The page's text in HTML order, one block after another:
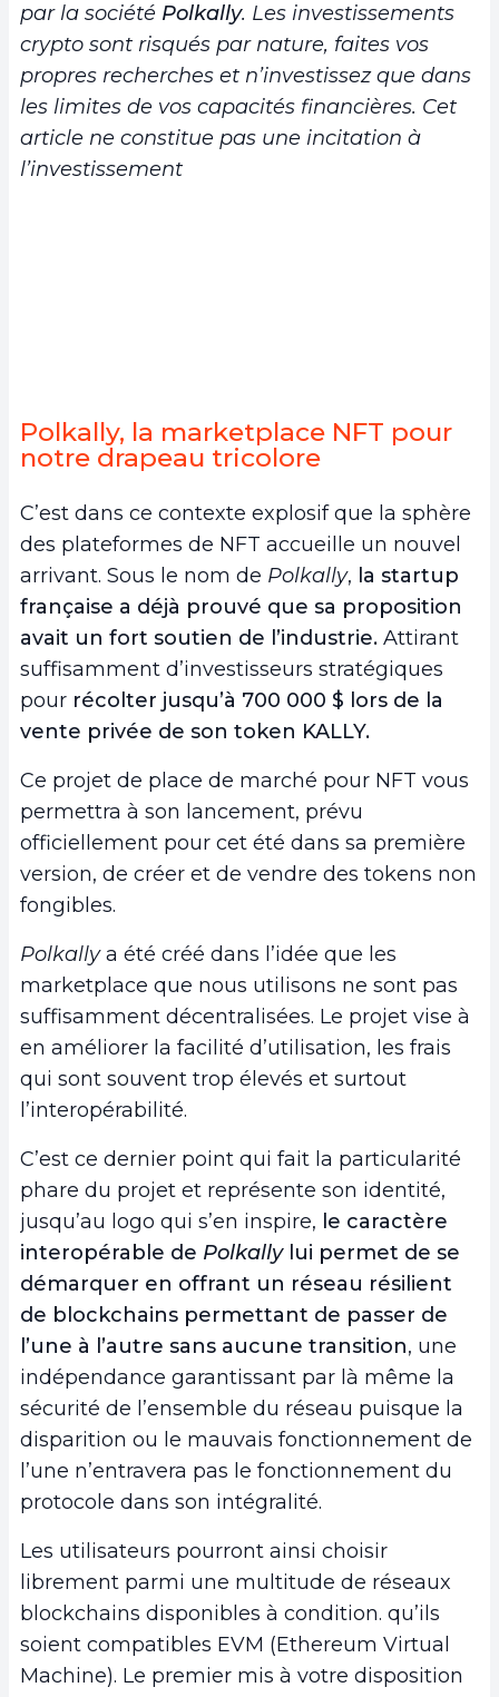
par la société Polkally. Les investissements
crypto sont risqués par nature, faites vos
propres recherches et n’investissez que dans
les limites de vos capacités financières. Cet
article ne constitue pas une incitation à
l’investissement
Polkally, la marketplace NFT pour
notre drapeau tricolore
C’est dans ce contexte explosif que la sphère
des plateformes de NFT accueille un nouvel
arrivant. Sous le nom de Polkally, la startup
française a déjà prouvé que sa proposition
avait un fort soutien de l’industrie. Attirant
suffisamment d’investisseurs stratégiques
pour récolter jusqu’à 700 000 $ lors de la
vente privée de son token KALLY.
Ce projet de place de marché pour NFT vous
permettra à son lancement, prévu
officiellement pour cet été dans sa première
version, de créer et de vendre des tokens non
fongibles.
Polkallya été créé dans l’idée que les
marketplace que nous utilisons ne sont pas
suffisamment décentralisées. Le projet vise à
en améliorer la facilité d’utilisation, les frais
qui sont souvent trop élevés et surtout
l’interopérabilité.
C’est ce dernier point qui fait la particularité
phare du projet et représente son identité,
jusqu’au logo qui s’en inspire, le caractère
interopérable de Polkallylui permet de se
démarquer en offrant un réseau résilient
de blockchains permettant de passer de
l’une à l’autre sans aucune transition, une
indépendance garantissant par là même la
sécurité de l’ensemble du réseau puisque la
disparition ou le mauvais fonctionnement de
l’une n’entravera pas le fonctionnement du
protocole dans son intégralité.
Les utilisateurs pourront ainsi choisir
librement parmi une multitude de réseaux
blockchains disponibles à condition. qu’ils
soient compatibles EVM (Ethereum Virtual
Machine). Le premier mis à votre disposition